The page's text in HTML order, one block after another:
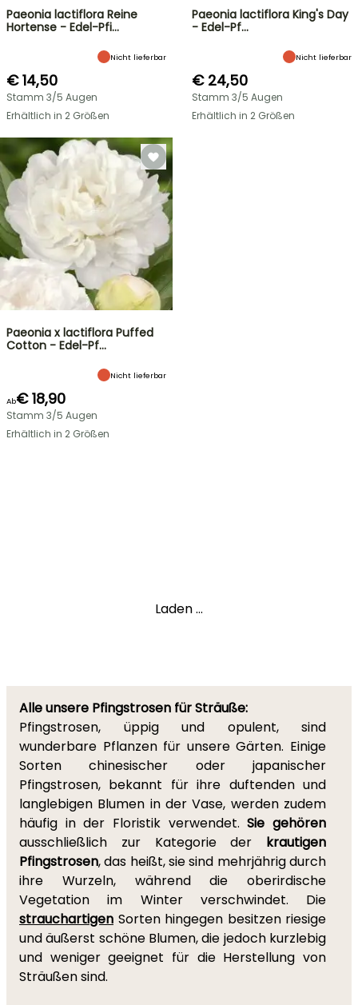
Paeonia lactiflora Reine
Hortense - Edel-Pfi…
Nicht lieferbar
€ 14,50
Stamm 3/5 Augen
Erhältlich in 2 Größen
Paeonia lactiflora King's Day
- Edel-Pf…
Nicht lieferbar
€ 24,50
Stamm 3/5 Augen
Erhältlich in 2 Größen
Paeonia x lactiflora Puffed
Cotton - Edel-Pf…
Nicht lieferbar
Ab€ 18,90
Stamm 3/5 Augen
Erhältlich in 2 Größen
Laden ...
Alle unsere Pfingstrosen für Sträuße:
Pfingstrosen, üppig und opulent, sind
wunderbare Pflanzen für unsere Gärten. Einige
Sorten chinesischer oder japanischer
Pfingstrosen, bekannt für ihre duftenden und
langlebigen Blumen in der Vase, werden zudem
häufig in der Floristik verwendet.Sie gehören
ausschließlich zur Kategorie der krautigen
Pfingstrosen, das heißt, sie sind mehrjährig durch
ihre Wurzeln, während die oberirdische
Vegetation im Winter verschwindet. Die
strauchartigen Sorten hingegen besitzen riesige
und äußerst schöne Blumen, die jedoch kurzlebig
und weniger geeignet für die Herstellung von
Sträußen sind.